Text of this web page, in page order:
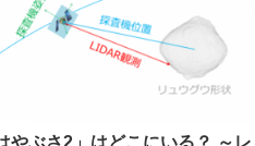
やぶさ2」はどこにいる？ ～レ